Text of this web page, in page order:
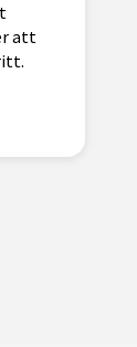
att